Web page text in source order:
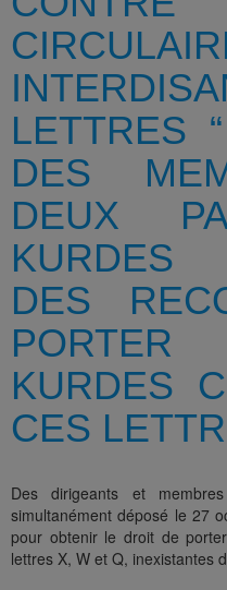
LETTRES
DES
DEUX
KURDES
DES
PORTER
KURDES
CES
Des dirigeants et
simultanément déposé le 27
pour obtenir le droit de
lettres X, W et Q, inexistantes